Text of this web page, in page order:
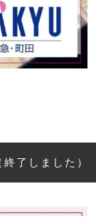
了しました）